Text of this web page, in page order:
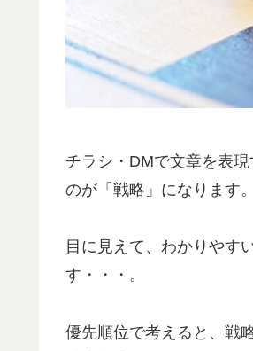
チラシ・DMで文章を表現
のが「戦略」になります。
目に見えて、わかりやす
す・・・。
優先順位で考えると、戦